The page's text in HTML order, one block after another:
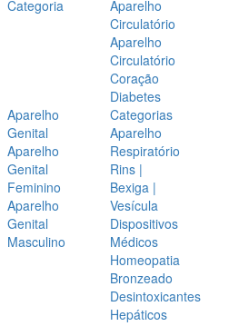
Categoria
Aparelho
Circulatório
Aparelho
Circulatório
Coração
Diabetes
Aparelho
Genital
Aparelho
Genital
Feminino
Aparelho
Genital
Masculino
Categorias
Aparelho
Respiratório
Rins |
Bexiga |
Vesícula
Dispositivos
Médicos
Homeopatia
Bronzeado
Desintoxicantes
Hepáticos